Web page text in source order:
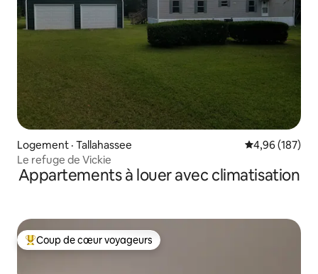
Logement · Tallahassee Note
4,96 (187)
Le refuge de Vickie
Appartements à louer avec climatisation
Coup de cœur voyageurs parmi les plus aimés
Coup de cœur voyageurs